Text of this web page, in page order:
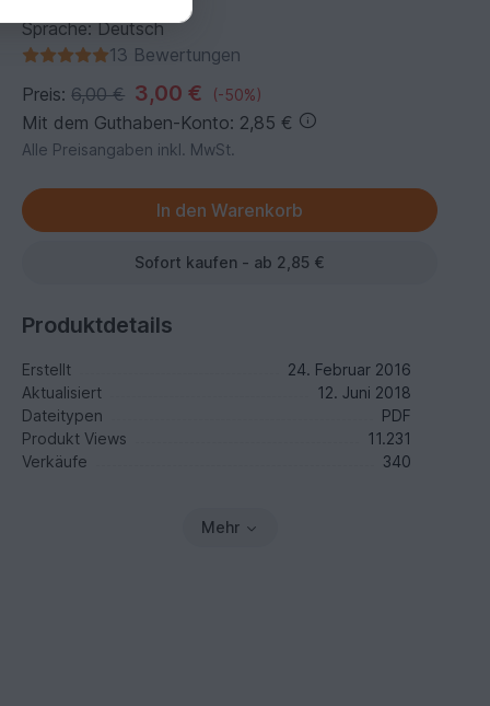
Sprache: Deutsch
13 Bewertungen
Preis:6,00 € 3,00 € (-50%)
Mit dem Guthaben-Konto: 2,85 €
Alle Preisangaben inkl. MwSt.
Sofort kaufen - ab 2,85 €
Produktdetails
Erstellt
24. Februar 2016
Aktualisiert
12. Juni 2018
Dateitypen
PDF
Produkt Views
11.231
Verkäufe
340
Mehr